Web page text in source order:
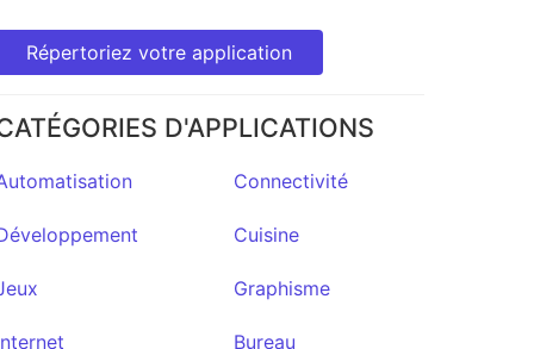
Répertoriez votre application
D'APPLICATIONS
Connectivité
Cuisine
Graphisme
Bureau